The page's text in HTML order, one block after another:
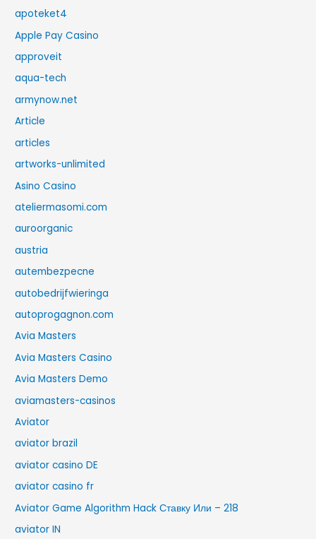
apoteket4
Apple Pay Casino
approveit
aqua-tech
armynow.net
Article
articles
artworks-unlimited
Asino Casino
ateliermasomi.com
auroorganic
austria
autembezpecne
autobedrijfwieringa
autoprogagnon.com
Avia Masters
Avia Masters Casino
Avia Masters Demo
aviamasters-casinos
Aviator
aviator brazil
aviator casino DE
aviator casino fr
Aviator Game Algorithm Hack Ставку Или – 218
aviator IN